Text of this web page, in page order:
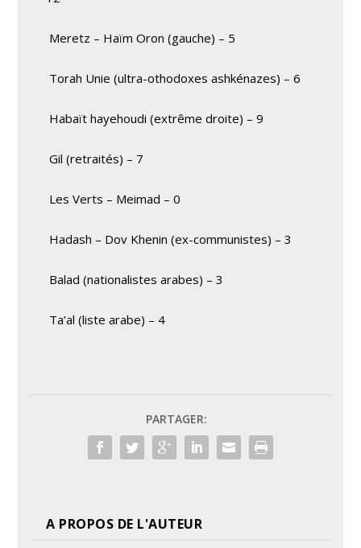
Meretz – Haïm Oron (gauche) – 5
Torah Unie (ultra-othodoxes ashkénazes) – 6
Habaït hayehoudi (extrême droite) – 9
Gil (retraités) – 7
Les Verts – Meimad – 0
Hadash – Dov Khenin (ex-communistes) – 3
Balad (nationalistes arabes) – 3
Ta’al (liste arabe) – 4
PARTAGER:
A PROPOS DE L'AUTEUR